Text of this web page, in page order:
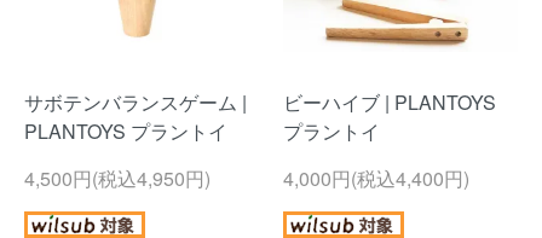
サボテンバランスゲーム |
PLANTOYS プラントイ
4,500円(税込4,950円)
ビーハイブ | PLANTOYS
プラントイ
4,000円(税込4,400円)